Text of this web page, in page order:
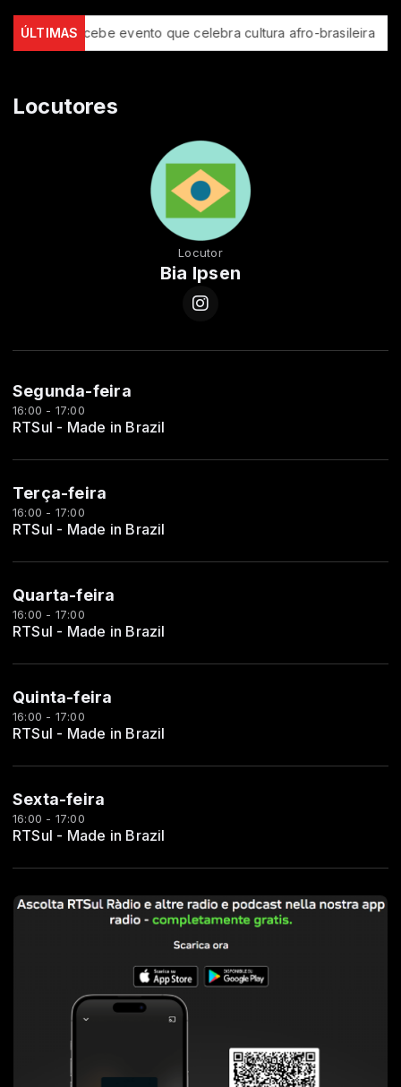
ÚLTIMAS
Luís recebe evento que celebra cultura afro-brasileira
Locutores
Locutor
Bia Ipsen
Segunda-feira
16:00 - 17:00
RTSul - Made in Brazil
Terça-feira
16:00 - 17:00
RTSul - Made in Brazil
Quarta-feira
16:00 - 17:00
RTSul - Made in Brazil
Quinta-feira
16:00 - 17:00
RTSul - Made in Brazil
Sexta-feira
16:00 - 17:00
RTSul - Made in Brazil